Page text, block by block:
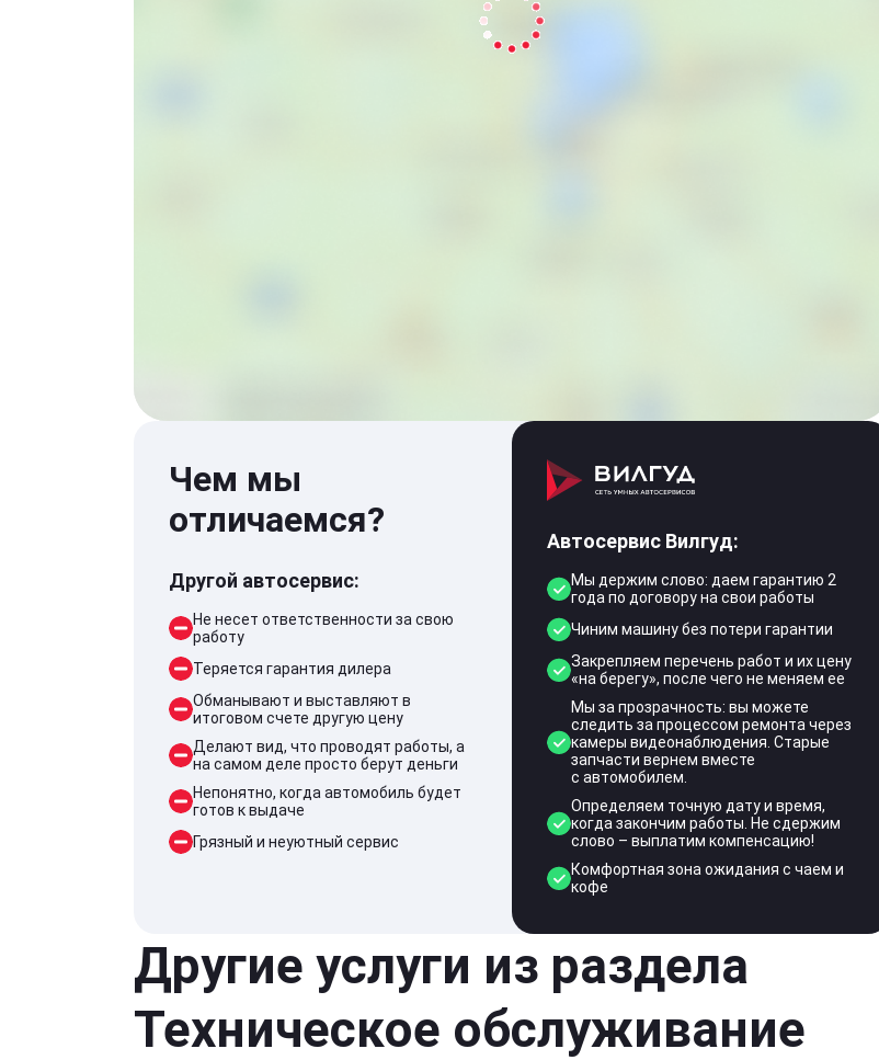
Чем мы
отличаемся?
Другой автосервис:
Не несет ответственности за свою
работу
Теряется гарантия дилера
Обманывают и выставляют в
итоговом счете другую цену
Делают вид, что проводят работы, а
на самом деле просто берут деньги
Непонятно, когда автомобиль будет
готов к выдаче
Грязный и неуютный сервис
Автосервис Вилгуд:
Мы держим слово: даем гарантию 2
года по договору на свои работы
Чиним машину без потери гарантии
Закрепляем перечень работ и их цену
«на берегу», после чего не меняем ее
Мы за прозрачность: вы можете
следить за процессом ремонта через
камеры видеонаблюдения. Старые
запчасти вернем вместе
с автомобилем.
Определяем точную дату и время,
когда закончим работы. Не сдержим
слово – выплатим компенсацию!
Комфортная зона ожидания с чаем и
кофе
Другие услуги из раздела
Техническое обслуживание